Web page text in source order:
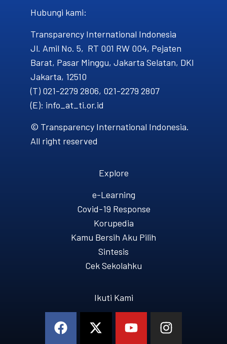
Hubungi kami​:
Transparency International Indonesia
Jl. Amil No. 5, RT 001 RW 004, Pejaten
Barat, Pasar Minggu, Jakarta Selatan, DKI
Jakarta, 12510
(T) 021-2279 2806, 021-2279 2807
(E): info_at_ti.or.id
© Transparency International Indonesia.
All right reserved
Explore
e-Learning
Covid-19 Response
Korupedia
Kamu Bersih Aku Pilih
Sintesis
Cek Sekolahku
Ikuti Kami